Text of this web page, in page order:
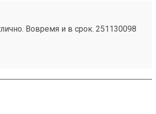
Вовремя и в срок. 251130098